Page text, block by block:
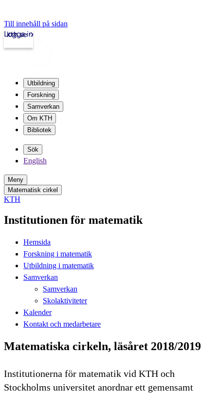
Till innehåll på sidan
kth.se
Logga in
Utbildning
Forskning
Samverkan
Om KTH
Bibliotek
Sök
English
Meny
Matematisk cirkel
KTH
Institutionen för matematik
Hemsida
Forskning i matematik
Utbildning i matematik
Samverkan
Samverkan
Skolaktiviteter
Kalender
Kontakt och medarbetare
Matematiska cirkeln, läsåret 2018/2019
Institutionerna för matematik vid KTH och
Stockholms universitet anordnar ett gemensamt